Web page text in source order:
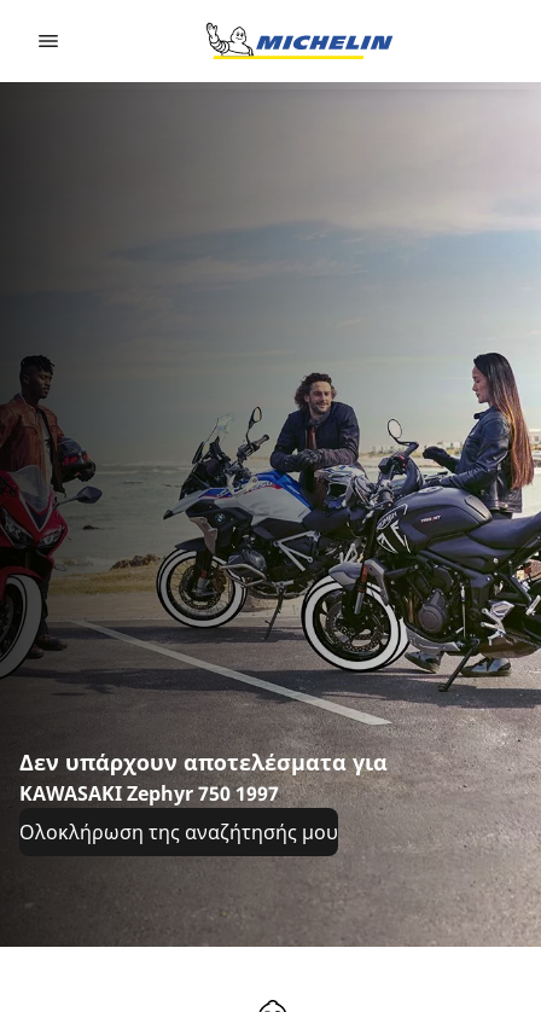
Δεν υπάρχουν αποτελέσματα για
KAWASAKI Zephyr 750 1997
Ολοκλήρωση της αναζήτησής μου